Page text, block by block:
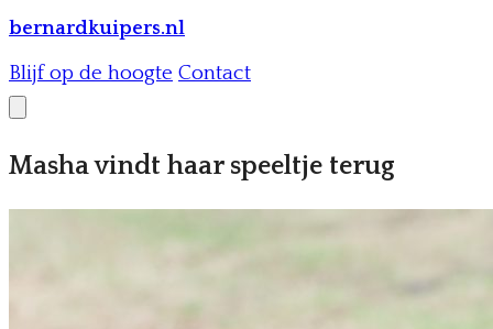
bernardkuipers.nl
Blijf op de hoogte Contact
Masha vindt haar speeltje terug